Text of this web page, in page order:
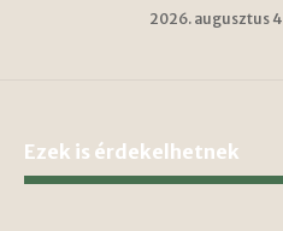
2026. augusztus 4
Ezek is érdekelhetnek